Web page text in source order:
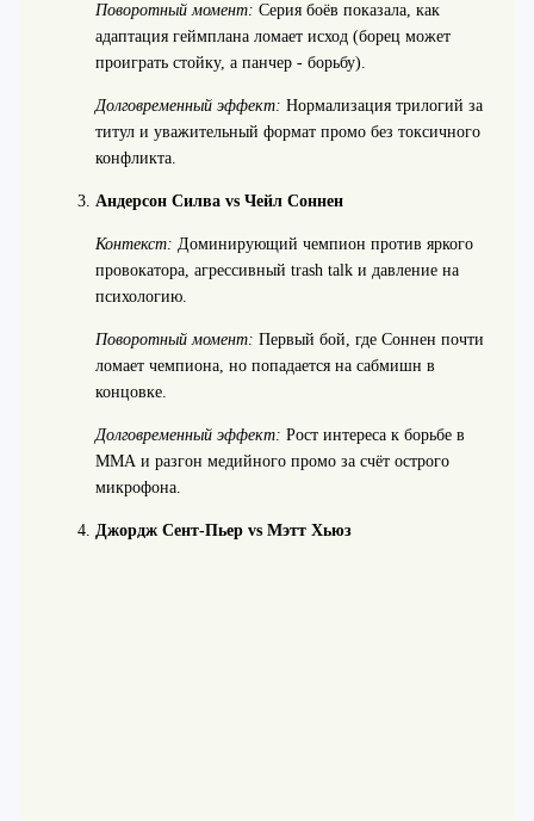
Поворотный момент: Серия боёв показала, как
адаптация геймплана ломает исход (борец может
проиграть стойку, а панчер - борьбу).
Долговременный эффект: Нормализация трилогий за
титул и уважительный формат промо без токсичного
конфликта.
Андерсон Силва vs Чейл Соннен
Контекст: Доминирующий чемпион против яркого
провокатора, агрессивный trash talk и давление на
психологию.
Поворотный момент: Первый бой, где Соннен почти
ломает чемпиона, но попадается на сабмишн в
концовке.
Долговременный эффект: Рост интереса к борьбе в
ММА и разгон медийного промо за счёт острого
микрофона.
Джордж Сент-Пьер vs Мэтт Хьюз